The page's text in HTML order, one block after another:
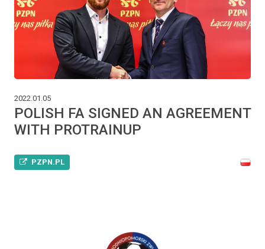
2022.01.05
POLISH FA SIGNED AN AGREEMENT
WITH PROTRAINUP
PZPN.PL